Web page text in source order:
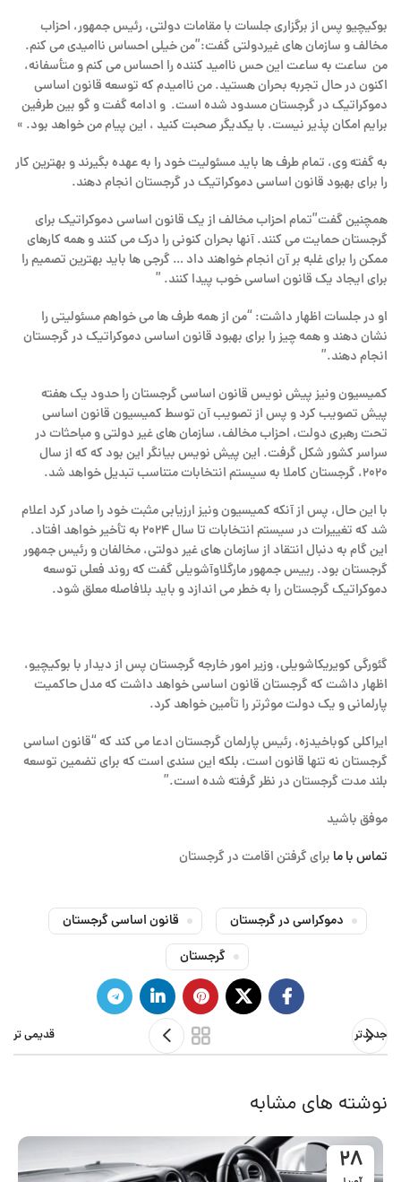
بوکیچیو پس از برگزاری جلسات با مقامات دولتی، رئیس جمهور، احزاب
مخالف و سازمان های غیردولتی گفت:”من خیلی احساس ناامیدی می کنم.
من ساعت به ساعت این حس ناامید کننده را احساس می کنم و متأسفانه،
اکنون در حال تجربه بحران هستید. من ناامیدم که توسعه قانون اساسی
دموکراتیک در گرجستان مسدود شده است. و ادامه گفت و گو بین طرفین
برایم امکان پذیر نیست. با یکدیگر صحبت کنید ، این پیام من خواهد بود. »
به گفته وی، تمام طرف ها باید مسئولیت خود را به عهده بگیرند و بهترین کار
را برای بهبود قانون اساسی دموکراتیک در گرجستان انجام دهند.
همچنین گفت”تمام احزاب مخالف از یک قانون اساسی دموکراتیک برای
گرجستان حمایت می کنند. آنها بحران کنونی را درک می کنند و همه کارهای
ممکن را برای غلبه بر آن انجام خواهند داد … گرجی ها باید بهترین تصمیم را
برای ایجاد یک قانون اساسی خوب پیدا کنند. ”
او در جلسات اظهار داشت: “من از همه طرف ها می خواهم مسئولیتی را
نشان دهند و همه چیز را برای بهبود قانون اساسی دموکراتیک در گرجستان
انجام دهند.”
کمیسیون ونیز پیش نویس قانون اساسی گرجستان را حدود یک هفته
پیش تصویب کرد و پس از تصویب آن توسط کمیسیون قانون اساسی
تحت رهبری دولت، احزاب مخالف، سازمان های غیر دولتی و مباحثات در
سراسر کشور شکل گرفت. این پیش نویس بیانگر این بود که که از سال
۲۰۲۰، گرجستان کاملا به سیستم انتخابات متناسب تبدیل خواهد شد.
با این حال، پس از آنکه کمیسیون ونیز ارزیابی مثبت خود را صادر کرد اعلام
شد که تغییرات در سیستم انتخابات تا سال ۲۰۲۴ به تأخیر خواهد افتاد.
این گام به دنبال انتقاد از سازمان های غیر دولتی، مخالفان و رئیس جمهور
گرجستان بود. رییس جمهور مارگلاوآشویلی گفت که روند فعلی توسعه
دموکراتیک گرجستان را به خطر می اندازد و باید بلافاصله معلق شود.
گئورگی کویریکاشویلی، وزیر امور خارجه گرجستان پس از دیدار با بوکیچیو،
اظهار داشت که گرجستان قانون اساسی خواهد داشت که مدل حاکمیت
پارلمانی و یک دولت موثرتر را تأمین خواهد کرد.
ایراکلی کوباخیدزه، رئیس پارلمان گرجستان ادعا می کند که “قانون اساسی
گرجستان نه تنها قانون است، بلکه این سندی است که برای تضمین توسعه
بلند مدت گرجستان در نظر گرفته شده است.”
موفق باشید
تماس با ما برای گرفتن اقامت در گرجستان
دموکراسی در گرجستان
قانون اساسی گرجستان
گرجستان
جدیدتر قدیمی تر
نوشته های مشابه
28